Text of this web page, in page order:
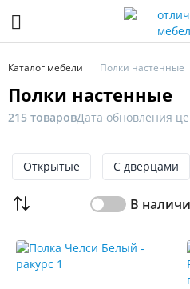
Каталог мебели Полки настенные
Полки настенные
215 товаровДата обновления
Открытые С дверцами
В
Фильтр
Только
наличии
От До
Распродажа
мебели